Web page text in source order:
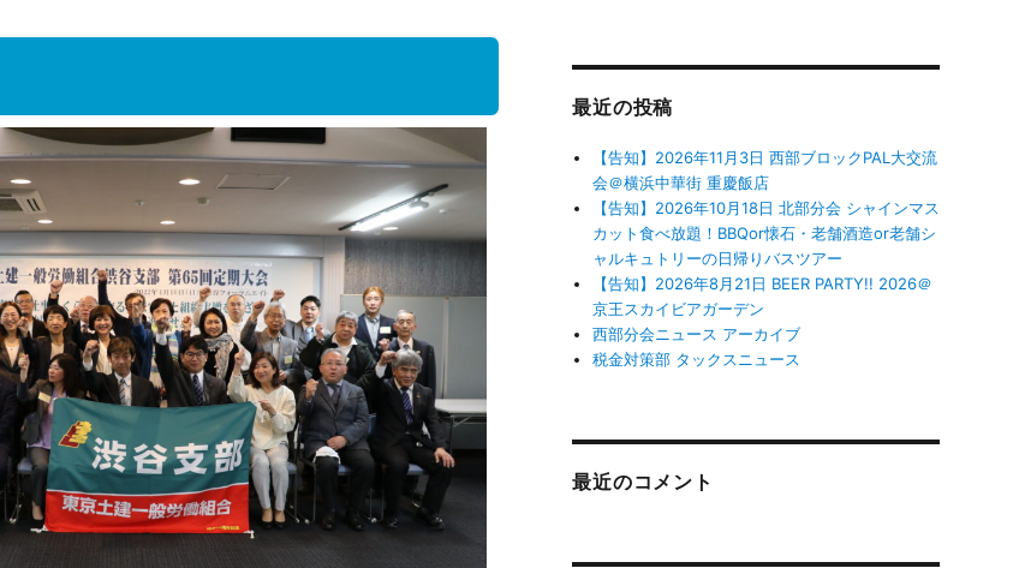
最近の投稿
【告知】2026年11月3日 西部ブロックPAL大交流
会＠横浜中華街 重慶飯店
【告知】2026年10月18日 北部分会 シャインマス
カット食べ放題！BBQor懐石・老舗酒造or老舗シ
ャルキュトリーの日帰りバスツアー
【告知】2026年8月21日 BEER PARTY!! 2026＠
京王スカイビアガーデン
西部分会ニュース アーカイブ
税金対策部 タックスニュース
最近のコメント